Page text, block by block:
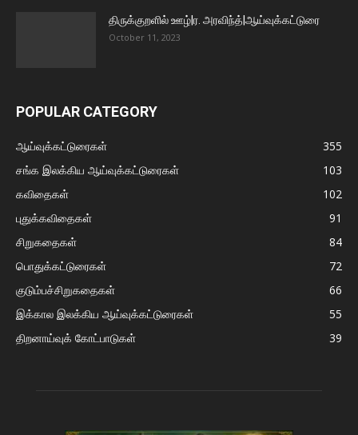
திருக்குறளில் ஊழ்|ர. அரவிந்த்|ஆய்வுக்கட்டுரை
October 11, 2023
POPULAR CATEGORY
ஆய்வுக்கட்டுரைகள்
355
சங்க இலக்கிய ஆய்வுக்கட்டுரைகள்
103
கவிதைகள்
102
புதுக்கவிதைகள்
91
சிறுகதைகள்
84
பொதுக்கட்டுரைகள்
72
குடும்பச்சிறுகதைகள்
66
இக்கால இலக்கிய ஆய்வுக்கட்டுரைகள்
55
திறனாய்வுக் கோட்பாடுகள்
39